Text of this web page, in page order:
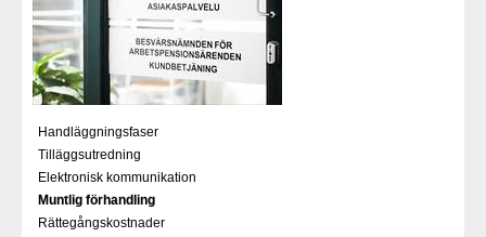
För media
Länkar
Handläggningsfaser
Tilläggsutredning
Elektronisk kommunikation
Muntlig förhandling
Rättegångskostnader